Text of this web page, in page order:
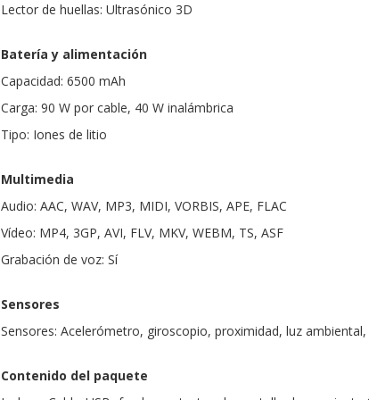
Lector de huellas: Ultrasónico 3D
Batería y alimentación
Capacidad: 6500 mAh
Carga: 90 W por cable, 40 W inalámbrica
Tipo: Iones de litio
Multimedia
Audio: AAC, WAV, MP3, MIDI, VORBIS, APE, FLAC
Vídeo: MP4, 3GP, AVI, FLV, MKV, WEBM, TS, ASF
Grabación de voz: Sí
Sensores
Sensores: Acelerómetro, giroscopio, proximidad, luz
Contenido del paquete